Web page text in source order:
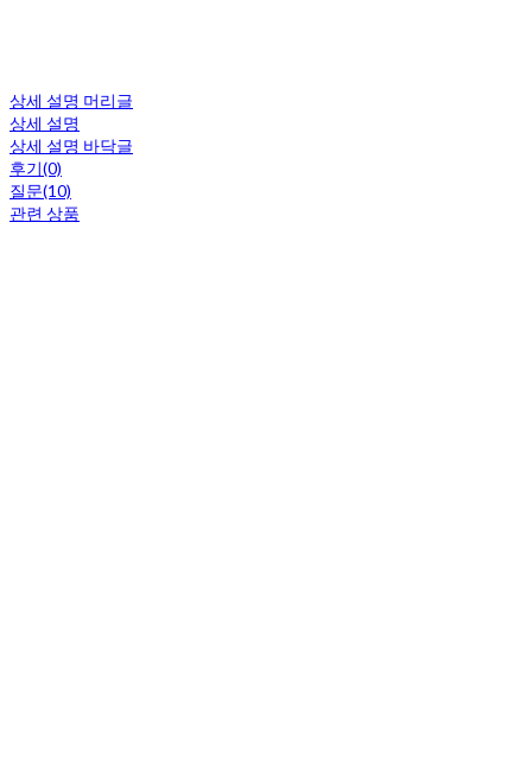
상세 설명 머리글
상세 설명
상세 설명 바닥글
후기(0)
질문(10)
관련 상품